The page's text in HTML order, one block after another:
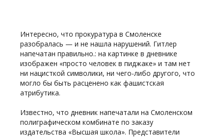
Интересно, что прокуратура в Смоленске
разобралась — и не нашла нарушений. Гитлер
напечатан правильно.: на картинке в дневнике
изображен «просто человек в пиджаке» и там нет
ни нацисткой символики, ни чего-либо другого, что
могло бы быть расценено как фашистская
атрибутика.
Известно, что дневник напечатали на Смоленском
полиграфическом комбинате по заказу
издательства «Высшая школа». Представители